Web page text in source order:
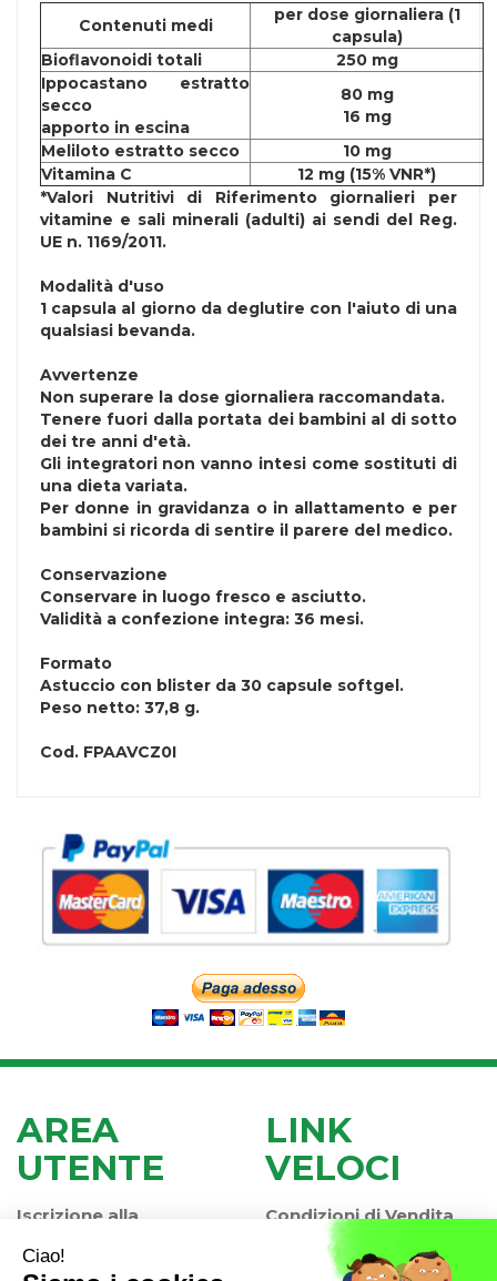
Contenuti medi
per dose giornaliera (1
capsula)
Bioflavonoidi totali
250 mg
Ippocastano estratto
secco
apporto in escina
80 mg
16 mg
Meliloto estratto secco
10 mg
Vitamina C
12 mg (15% VNR*)
*Valori Nutritivi di Riferimento giornalieri per
vitamine e sali minerali (adulti) ai sendi del Reg.
UE n. 1169/2011.
Modalità d'uso
1 capsula al giorno da deglutire con l'aiuto di una
qualsiasi bevanda.
Avvertenze
Non superare la dose giornaliera raccomandata.
Tenere fuori dalla portata dei bambini al di sotto
dei tre anni d'età.
Gli integratori non vanno intesi come sostituti di
una dieta variata.
Per donne in gravidanza o in allattamento e per
bambini si ricorda di sentire il parere del medico.
Conservazione
Conservare in luogo fresco e asciutto.
Validità a confezione integra: 36 mesi.
Formato
Astuccio con blister da 30 capsule softgel.
Peso netto: 37,8 g.
Cod. FPAAVCZ0I
AREA
UTENTE
Iscrizione alla
Newsletter
LINK
VELOCI
Condizioni di Vendita
Modalità di Pagamento